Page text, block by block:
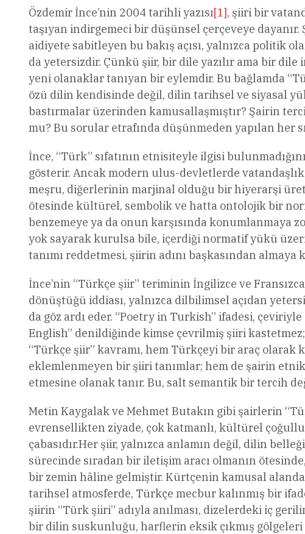
Özdemir İnce’nin 2004 tarihli yazısı[1], şiiri bir
taşıyan indirgemeci bir düşünsel çerçeveye
aidiyete sabitleyen bu bakış açısı, yalnızca politik
da yetersizdir. Çünkü şiir, bir dile yazılır ama bir
yeni olanaklar tanıyan bir eylemdir. Bu bağlamda
özü dilin kendisinde değil, dilin tarihsel ve siyasal
bastırmalar üzerinden kamusallaşmıştır? Şairin
mu? Bu sorular etrafında düşünmeden yapılan her
İnce, “Türk” sıfatının etnisiteyle ilgisi
gösterir. Ancak modern ulus-devletlerde
meşru, diğerlerinin marjinal olduğu bir hiyerarşi
ötesinde kültürel, sembolik ve hatta ontolojik bir
benzemeye ya da onun karşısında konumlanmaya
yok sayarak kurulsa bile, içerdiği normatif yükü
tanımı reddetmesi, şiirin adını başkasından almaya
İnce’nin “Türkçe şiir” teriminin İngilizce ve
dönüştüğü iddiası, yalnızca dilbilimsel açıdan
da göz ardı eder. “Poetry in Turkish” ifadesi,
English” denildiğinde kimse çevrilmiş şiiri
“Türkçe şiir” kavramı, hem Türkçeyi bir araç
eklemlenmeyen bir şiiri tanımlar; hem de şairin
etmesine olanak tanır. Bu, salt semantik bir tercih
Metin Kaygalak ve Mehmet Butakın gibi şairlerin
evrensellikten ziyade, çok katmanlı, kültürel
çabasıdır.Her şiir, yalnızca anlamın değil, dilin
sürecinde sıradan bir iletişim aracı olmanın
bir zemin hâline gelmiştir. Kürtçenin kamusal
tarihsel atmosferde, Türkçe mecbur kalınmış bir
şiirin “Türk şiiri” adıyla anılması, dizelerdeki iç
bir dilin suskunluğu, harflerin eksik çıkmış gölgeleri